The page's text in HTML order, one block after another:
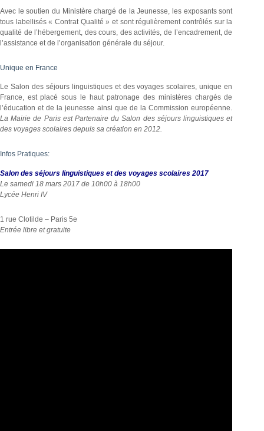
Avec le soutien du Ministère chargé de la Jeunesse, les exposants sont
tous labellisés « Contrat Qualité » et sont régulièrement contrôlés sur la
qualité de l’hébergement, des cours, des activités, de l’encadrement, de
l’assistance et de l’organisation générale du séjour.
Unique en France
Le Salon des séjours linguistiques et des voyages scolaires, unique en
France, est placé sous le haut patronage des ministères chargés de
l’éducation et de la jeunesse ainsi que de la Commission européenne.
La Mairie de Paris est Partenaire du Salon des séjours linguistiques et
des voyages scolaires depuis sa création en 2012.
Infos Pratiques:
Salon des séjours linguistiques et des voyages scolaires 2017
Le samedi 18 mars 2017 de 10h00 à 18h00
Lycée Henri IV
1 rue Clotilde – Paris 5e
Entrée libre et gratuite